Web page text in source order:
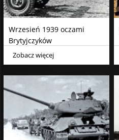
Wrzesień 1939 oczami
Brytyjczyków
Zobacz więcej